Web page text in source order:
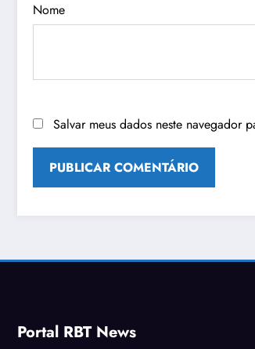
Nome
Salvar meus dados neste navegador
Portal RBT News